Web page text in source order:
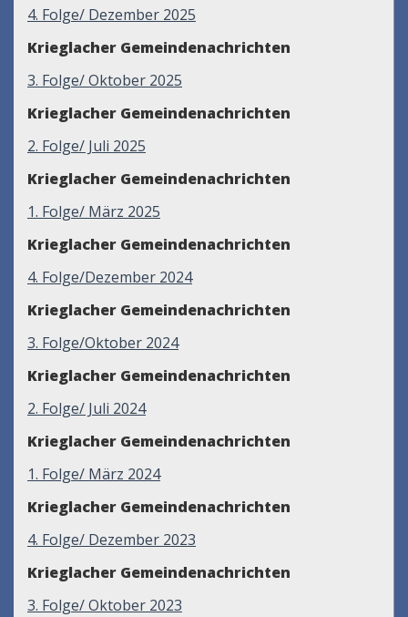
4. Folge/ Dezember 2025
Krieglacher Gemeindenachrichten
3. Folge/ Oktober 2025
Krieglacher Gemeindenachrichten
2. Folge/ Juli 2025
Krieglacher Gemeindenachrichten
1. Folge/ März 2025
Krieglacher Gemeindenachrichten
4. Folge/Dezember 2024
Krieglacher Gemeindenachrichten
3. Folge/Oktober 2024
Krieglacher Gemeindenachrichten
2. Folge/ Juli 2024
Krieglacher Gemeindenachrichten
1. Folge/ März 2024
Krieglacher Gemeindenachrichten
4. Folge/ Dezember 2023
Krieglacher Gemeindenachrichten
3. Folge/ Oktober 2023